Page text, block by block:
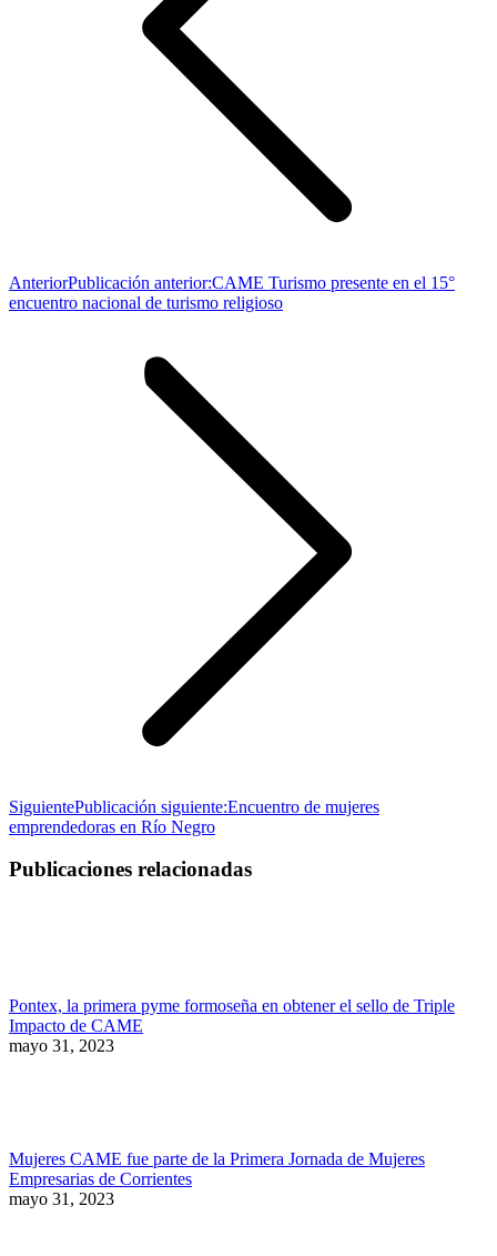
AnteriorPublicación anterior:CAME Turismo presente en el 15°
encuentro nacional de turismo religioso
SiguientePublicación siguiente:Encuentro de mujeres
emprendedoras en Río Negro
Publicaciones relacionadas
Pontex, la primera pyme formoseña en obtener el sello de Triple
Impacto de CAME
mayo 31, 2023
Mujeres CAME fue parte de la Primera Jornada de Mujeres
Empresarias de Corrientes
mayo 31, 2023